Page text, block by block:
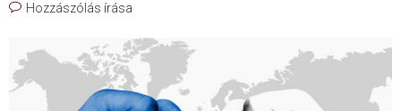
Hozzászólás írása